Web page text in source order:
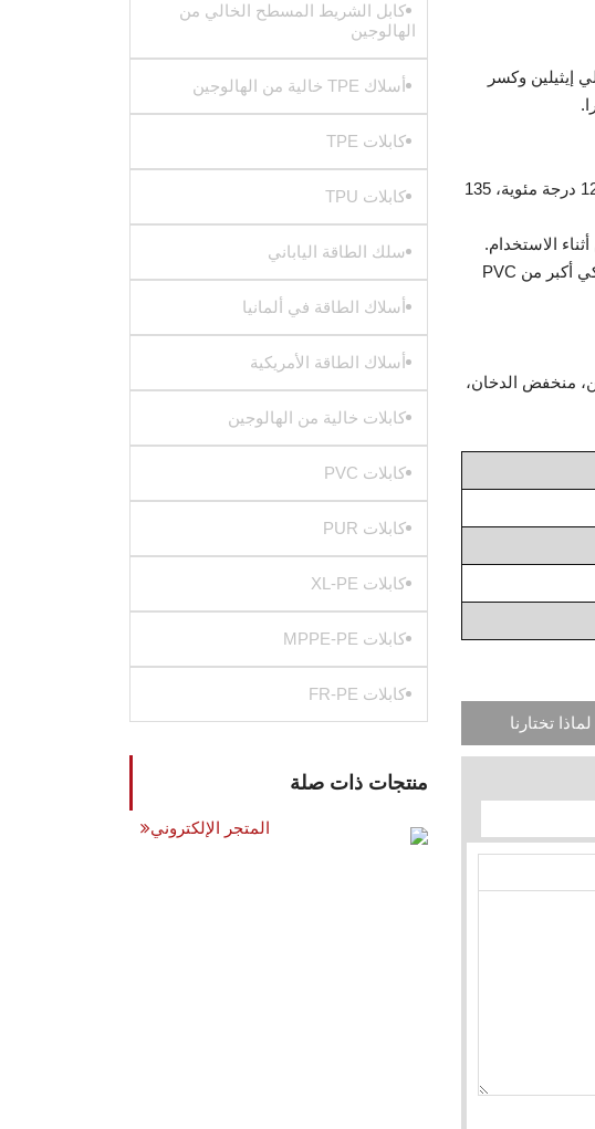
إيثيلين وكسر
1. سعة حمل تيار أكبر: يتم رفع مستوى مقاومة الحرارة من 70 درجة مئوية إلى 90 درجة مئوية، 105 درجة مئوية، 125 درجة مئوية، 135
3. مقاومة التآكل: البنية الجزيئية ثلاثية الأبعاد تتمتع بخصائص ميكانيكية وفيزيائية ممتازة، يمكنها تحمل إجهاد ميكانيكي أكبر من PVC
منخفض الدخان،
لماذا تختارنا
كابل الشريط المسطح الخالي من
الهالوجين
أسلاك TPE خالية من الهالوجين
كابلات TPE
كابلات TPU
سلك الطاقة الياباني
أسلاك الطاقة في ألمانيا
أسلاك الطاقة الأمريكية
كابلات خالية من الهالوجين
كابلات PVC
كابلات PUR
كابلات XL-PE
كابلات MPPE-PE
كابلات FR-PE
منتجات ذات صلة
المتجر الإلكتروني